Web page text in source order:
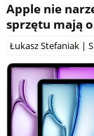
Apple nie
sprzętu mają
Łukasz Stefaniak |